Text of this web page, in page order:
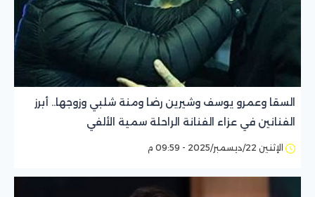
السقا وعمرو يوسف وشيرين رضا ومنة شلبي وزوجها.. أبرز
الفنانين في عزاء الفنانة الراحلة سمية الألفي
الإثنين 22/ديسمبر/2025 - 09:59 م